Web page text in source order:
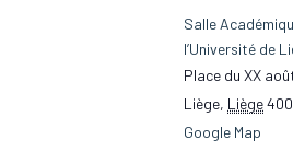
Salle
l’Université de
Place du XX
Liège, Liège
Google Map